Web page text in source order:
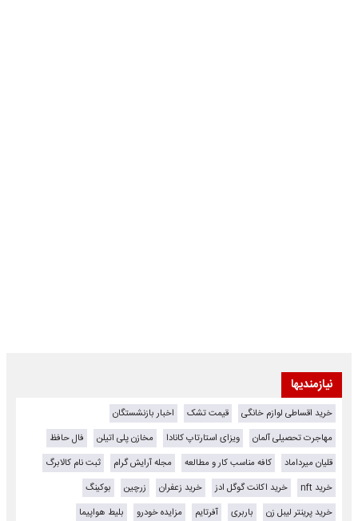
نیازمندیها
خرید اقساطی لوازم خانگی قیمت تشک
اخبار بازنشستگان
مهاجرت تحصیلی آلمان
ویزای استارتاپ کانادا مخازن پلی اتیلن
فال حافظ
قلیان میرداماد
کافه مناسب کار و مطالعه مجله آرایش گرام
ثبت نام کالابرگ
خرید nft
خرید اکانت گوگل ادز خرید زعفران زرچین
بوکینگ
خرید پرینتر لیبل زن
باربری آفرتایم مزایده خودرو
بلیط هواپیما